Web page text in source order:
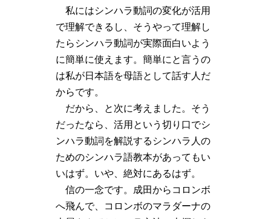
私にはシンハラ動詞の変化が活用
で理解できるし、そうやって理解し
たらシンハラ動詞が実際面白いよう
に簡単に使えます。簡単にと言うの
は私が日本語を母語として話す人だ
からです。
だから、と次に考えました。そう
だったなら、活用という切り口でシ
ンハラ動詞を解説するシンハラ人の
ためのシンハラ語教本があってもい
いはず。いや、絶対にあるはず。
信の一念です。成田からコロンボ
へ飛んで、コロンボのマラダーナの